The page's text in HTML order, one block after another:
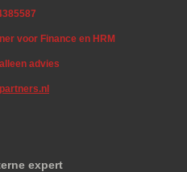
voor Finance en HRM
advies
expert